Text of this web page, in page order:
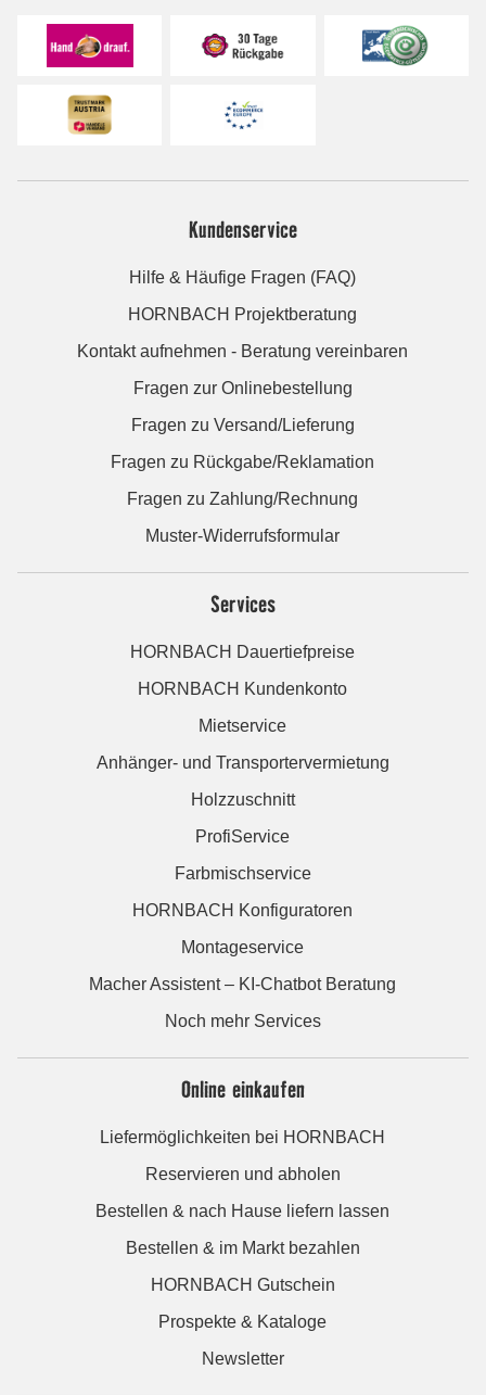
Kundenservice
Hilfe & Häufige Fragen (FAQ)
HORNBACH Projektberatung
Kontakt aufnehmen - Beratung vereinbaren
Fragen zur Onlinebestellung
Fragen zu Versand/Lieferung
Fragen zu Rückgabe/Reklamation
Fragen zu Zahlung/Rechnung
Muster-Widerrufsformular
Services
HORNBACH Dauertiefpreise
HORNBACH Kundenkonto
Mietservice
Anhänger- und Transportervermietung
Holzzuschnitt
ProfiService
Farbmischservice
HORNBACH Konfiguratoren
Montageservice
Macher Assistent – KI-Chatbot Beratung
Noch mehr Services
Online einkaufen
Liefermöglichkeiten bei HORNBACH
Reservieren und abholen
Bestellen & nach Hause liefern lassen
Bestellen & im Markt bezahlen
HORNBACH Gutschein
Prospekte & Kataloge
Newsletter